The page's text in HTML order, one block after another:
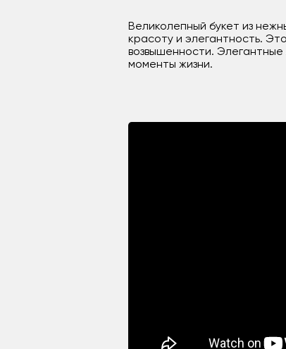
Великолепный букет из
красоту и элегантность.
возвышенности.
моменты жизни.